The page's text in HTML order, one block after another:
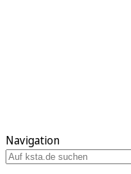
Navigation